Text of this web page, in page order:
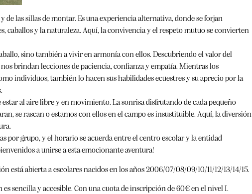
de las sillas de montar. Es una experiencia alternativa, donde se forjan
caballos y la naturaleza. Aquí, la convivencia y el respeto mutuo se convierten
sino también a vivir en armonía con ellos. Descubriendo el valor del
brindan lecciones de paciencia, confianza y empatía. Mientras los
individuos, también lo hacen sus habilidades ecuestres y su aprecio por la
estar al aire libre y en movimiento. La sonrisa disfrutando de cada pequeño
se rascan o estamos con ellos en el campo es insustituible. Aquí, la diversión
por grupo, y el horario se acuerda entre el centro escolar y la entidad
a unirse a esta emocionante aventura!
está abierta a escolares nacidos en los años 2006/07/08/09/10/11/12/13/14/15.
es sencilla y accesible. Con una cuota de inscripción de 60€ en el nivel I.